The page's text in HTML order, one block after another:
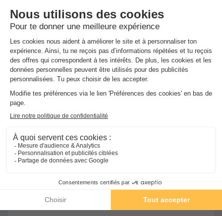
MOBILHOME 6 personnes - Happy Premium
Meilleur prix pour 7 nuits
385 € 220 € -42%
d'économie
Voir les hébergements
Camping Domaine Les Mûriers ★★★★
Vendres -Voir sur la carte